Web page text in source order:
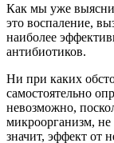
Как мы уже
это воспаление,
наиболее
антибиотиков.
Ни при каких
самостоятельно
невозможно,
микроорганизм,
значит, эффект от